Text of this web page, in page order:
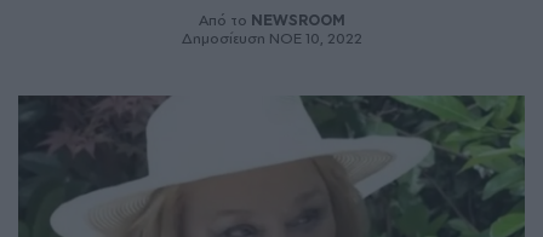
Από το NEWSROOM
Δημοσίευση ΝΟE 10, 2022